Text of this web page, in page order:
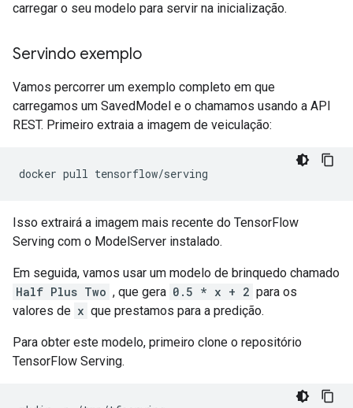
carregar o seu modelo para servir na inicialização.
Servindo exemplo
Vamos percorrer um exemplo completo em que
carregamos um SavedModel e o chamamos usando a API
REST. Primeiro extraia a imagem de veiculação:
docker pull tensorflow/serving
Isso extrairá a imagem mais recente do TensorFlow
Serving com o ModelServer instalado.
Em seguida, vamos usar um modelo de brinquedo chamado
Half Plus Two , que gera 0.5 * x + 2 para os
valores de x que prestamos para a predição.
Para obter este modelo, primeiro clone o repositório
TensorFlow Serving.